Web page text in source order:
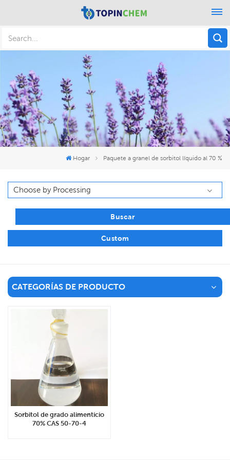
Hogar Paquete a granel de sorbitol líquido al 70 %
Buscar
Custom
CATEGORÍAS DE PRODUCTO
Sorbitol de grado alimenticio
70% CAS 50-70-4